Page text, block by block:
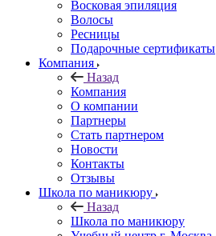
Восковая эпиляция
Волосы
Ресницы
Подарочные сертификаты
Компания
Назад
Компания
О компании
Партнеры
Стать партнером
Новости
Контакты
Отзывы
Школа по маникюру
Назад
Школа по маникюру